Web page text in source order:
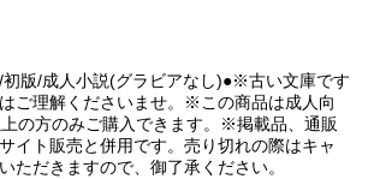
版/成人小説(グラビアなし)●※古い文庫です
ご理解くださいませ。※この商品は成人向
の方のみご購入できます。※掲載品、通販
イト販売と併用です。売り切れの際はキャ
ただきますので、御了承ください。